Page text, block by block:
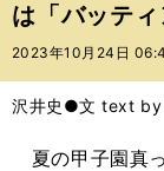
テ
ー
バ
は「バッティ
2023年10月24日
沢井史●文 text by
夏の甲子園真